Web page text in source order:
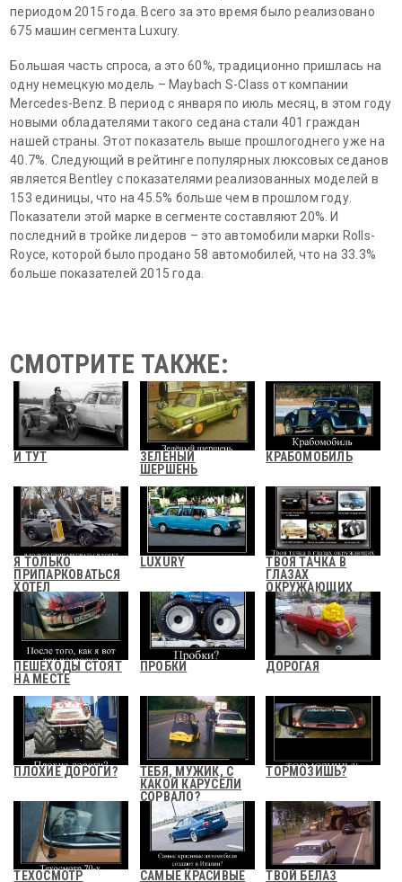
периодом 2015 года. Всего за это время было реализовано
675 машин сегмента Luxury.
Большая часть спроса, а это 60%, традиционно пришлась на
одну немецкую модель – Maybach S-Class от компании
Mercedes-Benz. В период с января по июль месяц, в этом году
новыми обладателями такого седана стали 401 граждан
нашей страны. Этот показатель выше прошлогоднего уже на
40.7%. Следующий в рейтинге популярных люксовых седанов
является Bentley с показателями реализованных моделей в
153 единицы, что на 45.5% больше чем в прошлом году.
Показатели этой марке в сегменте составляют 20%. И
последний в тройке лидеров – это автомобили марки Rolls-
Royce, которой было продано 58 автомобилей, что на 33.3%
больше показателей 2015 года.
СМОТРИТЕ ТАКЖЕ:
И ТУТ
ЗЕЛЕНЫЙ
ШЕРШЕНЬ
КРАБОМОБИЛЬ
Я ТОЛЬКО
ПРИПАРКОВАТЬСЯ
ХОТЕЛ
LUXURY
ТВОЯ ТАЧКА В
ГЛАЗАХ
ОКРУЖАЮЩИХ
ПЕШЕХОДЫ СТОЯТ
НА МЕСТЕ
ПРОБКИ ДОРОГАЯ
ПЛОХИЕ ДОРОГИ?
ТЕБЯ, МУЖИК, С
КАКОЙ КАРУСЕЛИ
СОРВАЛО?
ТОРМОЗИШЬ?
ТЕХОСМОТР
САМЫЕ КРАСИВЫЕ
ТВОЙ БЕЛАЗ